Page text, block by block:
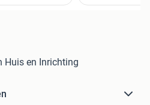
Huis en Inrichting